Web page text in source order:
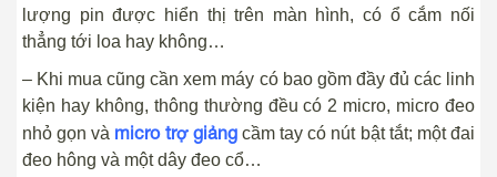
lượng pin được hiển thị trên màn hình, có ổ cắm nối
thẳng tới loa hay không…
– Khi mua cũng cần xem máy có bao gồm đầy đủ các linh
kiện hay không, thông thường đều có 2 micro, micro đeo
nhỏ gọn và micro trợ giảngcầm tay có nút bật tắt; một đai
đeo hông và một dây đeo cổ…